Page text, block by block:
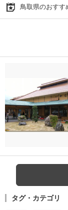
鳥取県のおすす
タグ・カテゴリ